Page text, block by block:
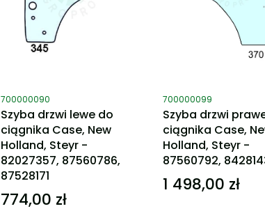
Kod produktu
700000090
Szyba drzwi lewe do
ciągnika Case, New
Holland, Steyr -
82027357, 87560786,
87528171
Cena
774,00 zł
Kod produktu
700000099
Szyba drzwi
ciągnika Case,
Holland, Steyr -
87560792,
Cena
1 498,00 zł